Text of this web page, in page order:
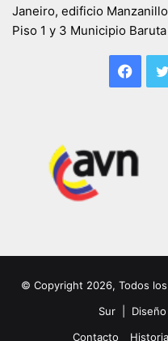
Janeiro, edificio
Piso 1 y 3 Municipio
© Copyright 2026, Todos
Sur |
Contacto
Historia